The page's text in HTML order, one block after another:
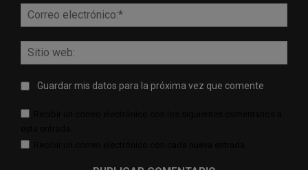
Guardar mis datos para la próxima vez que comente